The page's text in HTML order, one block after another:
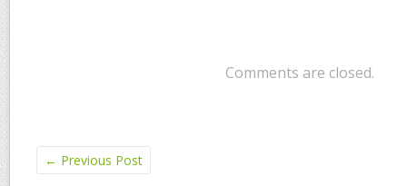
Comments are closed.
← Previous Post